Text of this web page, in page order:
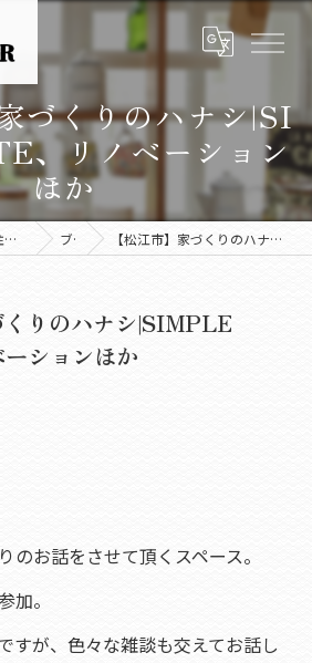
づくりのハナシ|SI
、リノベーション
ほか
松江市を拠点とした注文住宅なら株式会社FROG POWER ブログ 【松江市】家づくりのハナシ|SIMPLE NOTE、リノベーションほか
くりのハナシ|SIMPLE
ションほか
のお話をさせて頂くスペース。
加。
すが、色々な雑談も交えてお話し